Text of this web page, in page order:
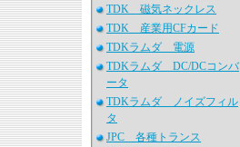
TDK 磁気ネックレス
TDK 産業用CFカード
TDKラムダ 電源
TDKラムダ DC/DCコンバ
ータ
TDKラムダ ノイズフィル
タ
JPC 各種トランス